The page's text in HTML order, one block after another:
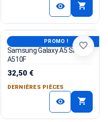
visibility shopping_cart
Carte Mère Originale
Samsung Galaxy A5 SM-
A510F
32,50 €
DERNIÈRES PIÈCES
visibility shopping_cart
PROMO ! favorite_border